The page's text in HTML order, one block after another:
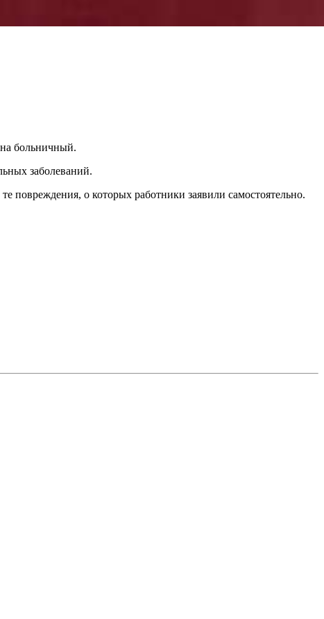
больничный.
заболеваний.
повреждения, о которых работники заявили самостоятельно.